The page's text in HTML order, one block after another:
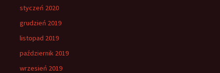
styczeń 2020
grudzień 2019
listopad 2019
październik 2019
wrzesień 2019